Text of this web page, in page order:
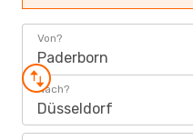
Von?
Paderborn
Nach?
Düsseldorf